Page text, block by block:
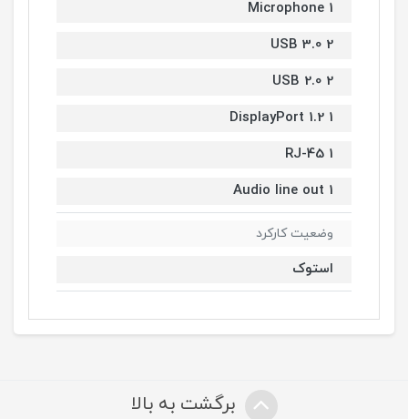
1 Microphone
2 USB 3.0
2 USB 2.0
1 DisplayPort 1.2
1 RJ-45
1 Audio line out
وضعیت کارکرد
استوک
برگشت به بالا